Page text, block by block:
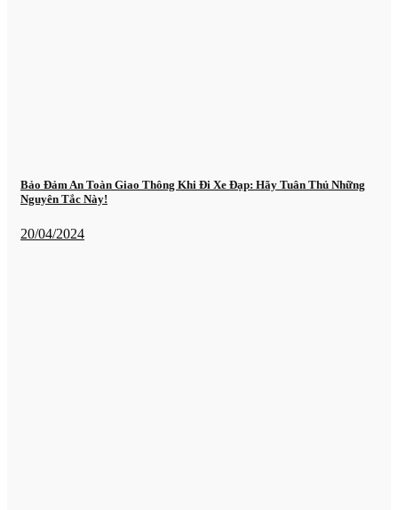
Bảo Đảm An Toàn Giao Thông Khi Đi Xe Đạp: Hãy Tuân Thủ Những
Nguyên Tắc Này!
20/04/2024